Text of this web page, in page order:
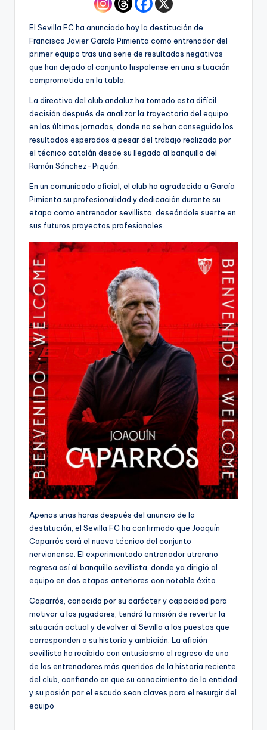
El Sevilla FC ha anunciado hoy la destitución de
Francisco Javier García Pimienta como entrenador del
primer equipo tras una serie de resultados negativos
que han dejado al conjunto hispalense en una situación
comprometida en la tabla.
La directiva del club andaluz ha tomado esta difícil
decisión después de analizar la trayectoria del equipo
en las últimas jornadas, donde no se han conseguido los
resultados esperados a pesar del trabajo realizado por
el técnico catalán desde su llegada al banquillo del
Ramón Sánchez-Pizjuán.
En un comunicado oficial, el club ha agradecido a García
Pimienta su profesionalidad y dedicación durante su
etapa como entrenador sevillista, deseándole suerte en
sus futuros proyectos profesionales.
Apenas unas horas después del anuncio de la
destitución, el Sevilla FC ha confirmado que Joaquín
Caparrós será el nuevo técnico del conjunto
nervionense. El experimentado entrenador utrerano
regresa así al banquillo sevillista, donde ya dirigió al
equipo en dos etapas anteriores con notable éxito.
Caparrós, conocido por su carácter y capacidad para
motivar a los jugadores, tendrá la misión de revertir la
situación actual y devolver al Sevilla a los puestos que
corresponden a su historia y ambición. La afición
sevillista ha recibido con entusiasmo el regreso de uno
de los entrenadores más queridos de la historia reciente
del club, confiando en que su conocimiento de la entidad
y su pasión por el escudo sean claves para el resurgir del
equipo